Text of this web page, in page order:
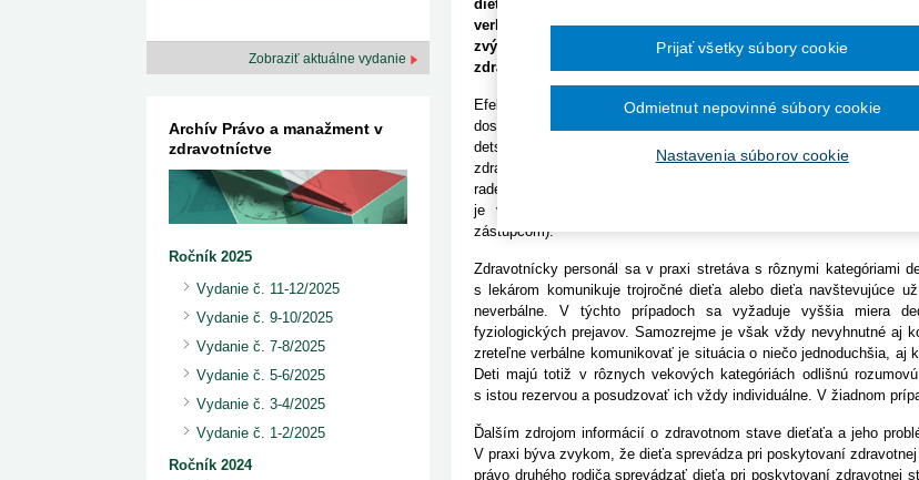
Ministerstvo zdravotníctva zverejnilo aktualizovaný
zoznam kategori...
29. 6. 2026
redakcia
29. 6. 2026
redakcia
Výzva na podporu dostupnosti zdravotnej
starostlivosti v centrách z...
22. 6. 2026
redakcia
2012
2011
Od 1. augusta 2026 sa začína šesťmesačné prechodné obdobie na
implementáciu nových elektronických služieb v elektronickej zdravotnej
knižke
Ročník 2011
Ročník 2010
Ročník 2026
dieťaťa, jeho rozumovou vyspelosťou a od toho
verbálne komunikovať. Komunikácia s detskými
zvýšenú mieru trpezlivosti a nepochybne aj veľa
zdravotníckeho personálu.
Efektívne poskytovanie zdravotnej starostlivosti je
dostupných informácií o zdravotnom stave pacienta. To isté
detského pacienta. Zdroje informácií o zdravotnom stave
zdravotných problémoch pritom môžu byť rôznorodé. Ako sme už
rade je týmto zdrojom samotné dieťa. Môže pritom ísť o prípady,
je výlučne dieťa alebo dieťa spolu s inou osobou (napríklad
zástupcom).
Zdravotnícky personál sa v praxi stretáva s rôznymi kategóriami
s lekárom komunikuje trojročné dieťa alebo dieťa navštevujúce
neverbálne. V týchto prípadoch sa vyžaduje vyššia miera
fyziologických prejavov. Samozrejme je však vždy nevyhnutné aj
zreteľne verbálne komunikovať je situácia o niečo jednoduchšia,
Deti majú totiž v rôznych vekových kategóriách odlišnú
s istou rezervou a posudzovať ich vždy individuálne. V žiadnom
Ďalším zdrojom informácií o zdravotnom stave dieťaťa a jeho
V praxi býva zvykom, že dieťa sprevádza pri poskytovaní
právo druhého rodiča sprevádzať dieťa pri poskytovaní
Zobraziť aktuálne vydanie
Archív Právo a manažment v
zdravotníctve
Ročník 2025
Vydanie č. 11-12/2025
Vydanie č. 9-10/2025
Vydanie č. 7-8/2025
Vydanie č. 5-6/2025
Vydanie č. 3-4/2025
Vydanie č. 1-2/2025
Ročník 2024
Nastavenia súborov cookie
Odmietnut nepovinné súbory cookie
Prijať všetky súbory cookie